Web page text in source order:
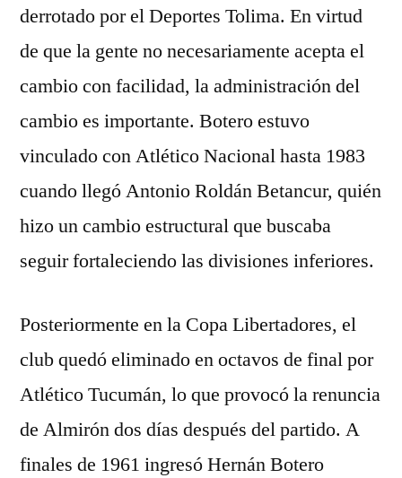
derrotado por el Deportes Tolima. En virtud
de que la gente no necesariamente acepta el
cambio con facilidad, la administración del
cambio es importante. Botero estuvo
vinculado con Atlético Nacional hasta 1983
cuando llegó Antonio Roldán Betancur, quién
hizo un cambio estructural que buscaba
seguir fortaleciendo las divisiones inferiores.
Posteriormente en la Copa Libertadores, el
club quedó eliminado en octavos de final por
Atlético Tucumán, lo que provocó la renuncia
de Almirón dos días después del partido. A
finales de 1961 ingresó Hernán Botero